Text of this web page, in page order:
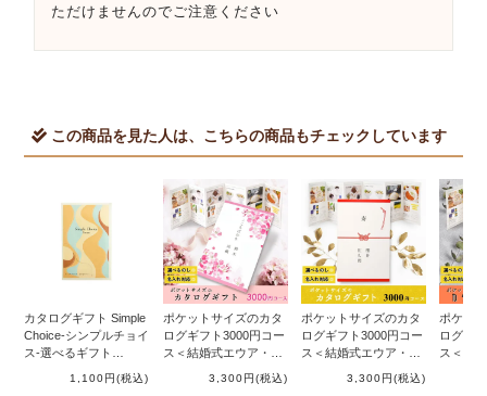
ただけませんのでご注意ください
この商品を見た人は、こちらの商品もチェックしています
カタログギフト Simple
Choice-シンプルチョイ
ス-選べるギフト
1,100円(税込)
ポケットサイズのカタ
ログギフト3000円コー
ス＜結婚式エウア・サ
3,300円(税込)
ポケットサイズのカタ
ログギフト3000円コー
ス＜結婚式エウア・結
3,300円(税込)
ポケッ
ログギ
ス＜結